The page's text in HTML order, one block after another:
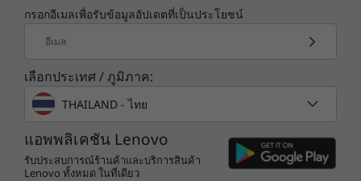
ประสิทธิภาพทุกที่ อิสระจากข้อจำกัดเครือข่าย
Adobe Lightroom
WPS
What’s in the Box
Lenovo Yoga Tab Plus
USB-C®
charging cable
45W in-box charging adapter*
Quick Start Guide
Warranty
กรอกอีเมลเพื่อรับข้อมูลอัปเดตที่เป็นประโยชน์
อีเมล
เลือกประเทศ / ภูมิภาค:
THAILAND - ไทย
แอพพลิเคชัน Lenovo
รับประสบการณ์ร้านค้าและบริการสินค้า
Lenovo ทั้งหมด ในที่เดียว